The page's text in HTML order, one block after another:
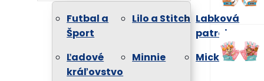
Futbal a
Šport
Lilo a Stitch Labková
patrola
Ľadové
kráľovstvo
Minnie Mickey